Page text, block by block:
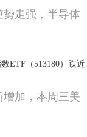
走强，半导体
ETF（513180）跌近
加，本周三美